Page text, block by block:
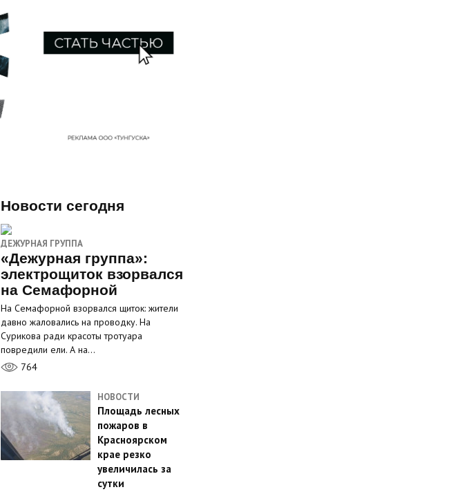
Новости сегодня
ДЕЖУРНАЯ ГРУППА
«Дежурная группа»:
электрощиток взорвался
на Семафорной
На Семафорной взорвался щиток: жители
давно жаловались на проводку. На
Сурикова ради красоты тротуара
повредили ели. А на…
764
НОВОСТИ
Площадь лесных
пожаров в
Красноярском
крае резко
увеличилась за
сутки